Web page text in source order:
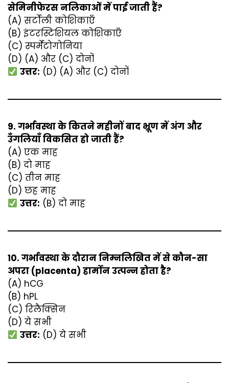
सेमिनीफेरस नलिकाओं में पाई जाती हैं?
(A) सर्टोली कोशिकाएँ
(B) इंटरस्टिशियल कोशिकाएँ
(C) स्पर्मेटोगोनिया
(D) (A) और (C) दोनों
उत्तर: (D) (A) और (C) दोनों
9. गर्भावस्था के कितने महीनों बाद भ्रूण में अंग और
उँगलियाँ विकसित हो जाती हैं?
(A) एक माह
(B) दो माह
(C) तीन माह
(D) छह माह
उत्तर: (B) दो माह
10. गर्भावस्था के दौरान निम्नलिखित में से कौन-सा
अपरा (placenta) हार्मोन उत्पन्न होता है?
(A) hCG
(B) hPL
(C) रिलैक्सिन
(D) ये सभी
उत्तर: (D) ये सभी